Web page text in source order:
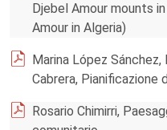
Djebel Amour mounts
Amour in Algeria)
Marina López
Cabrera, Pianificazione
Rosario Chimirri,